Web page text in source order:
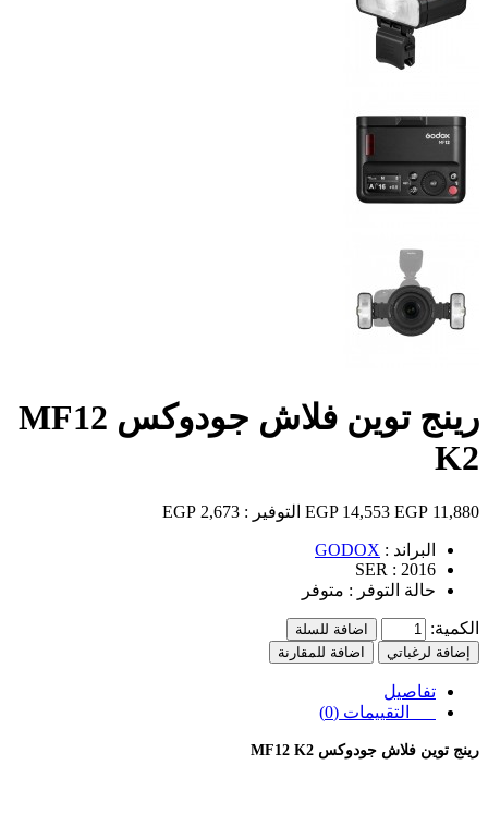
رينج توين فلاش جودوكس MF12
K2
11,880 EGP
14,553 EGP التوفير : 2,673 EGP
البراند : GODOX
SER : 2016
حالة التوفر : متوفر
الكمية:
اضافة للسلة
إضافة لرغباتي
اضافة للمقارنة
تفاصيل
التقييمات (0)
رينج توين فلاش جودوكس